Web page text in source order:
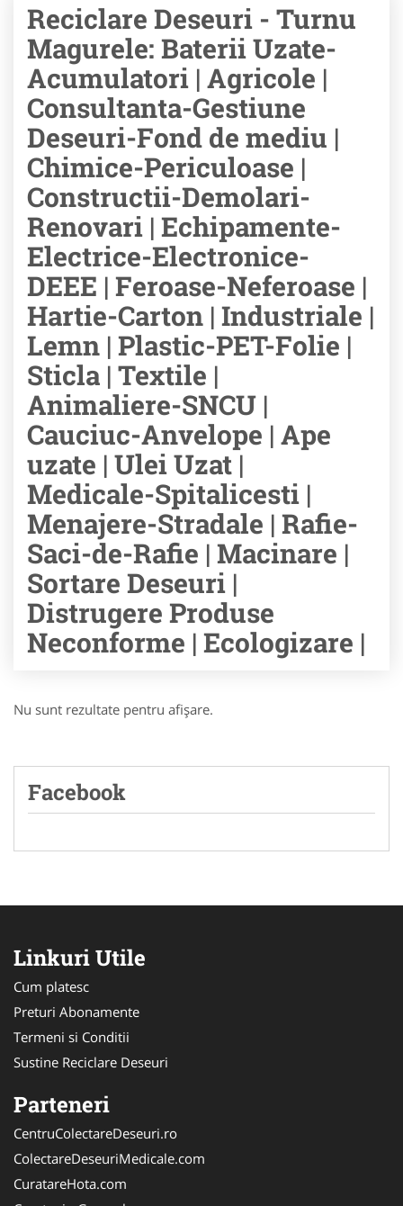
Reciclare Deseuri - Turnu
Magurele: Baterii Uzate-
Acumulatori | Agricole |
Consultanta-Gestiune
Deseuri-Fond de mediu |
Chimice-Periculoase |
Constructii-Demolari-
Renovari | Echipamente-
Electrice-Electronice-
DEEE | Feroase-Neferoase |
Hartie-Carton | Industriale |
Lemn | Plastic-PET-Folie |
Sticla | Textile |
Animaliere-SNCU |
Cauciuc-Anvelope | Ape
uzate | Ulei Uzat |
Medicale-Spitalicesti |
Menajere-Stradale | Rafie-
Saci-de-Rafie | Macinare |
Sortare Deseuri |
Distrugere Produse
Neconforme | Ecologizare |
Nu sunt rezultate pentru afişare.
Facebook
Linkuri Utile
Cum platesc
Preturi Abonamente
Termeni si Conditii
Sustine Reciclare Deseuri
Parteneri
CentruColectareDeseuri.ro
ColectareDeseuriMedicale.com
CuratareHota.com